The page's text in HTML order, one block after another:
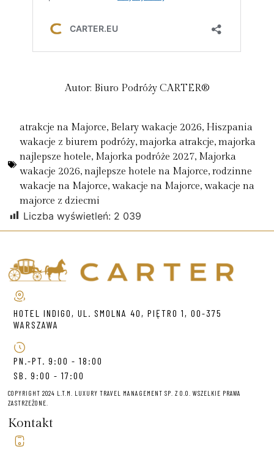
Autor: Biuro Podróży CARTER®
atrakcje na Majorce, Belary wakacje 2026, Hiszpania
wakacje z biurem podróży,majorka atrakcje,majorka
najlepsze hotele, Majorka podróże 2027, Majorka
wakacje 2026,najlepsze hotele na Majorce,rodzinne
wakacje na Majorce,wakacje na Majorce,wakacje na
majorce z dziecmi
Liczba wyświetleń: 2 039
HOTEL INDIGO, UL. SMOLNA 40, PIĘTRO 1, 00-375
WARSZAWA
PN.-PT. 9:00 - 18:00
SB. 9:00 - 17:00
COPYRIGHT 2024 L.T.M. LUXURY TRAVEL MANAGEMENT SP. Z O.O. WSZELKIE PRAWA
ZASTRZEŻONE.
Kontakt